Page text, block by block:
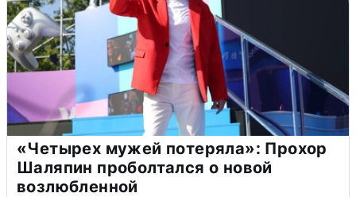
«Четырех мужей потеряла»: Прохор
Шаляпин проболтался о новой
возлюбленной